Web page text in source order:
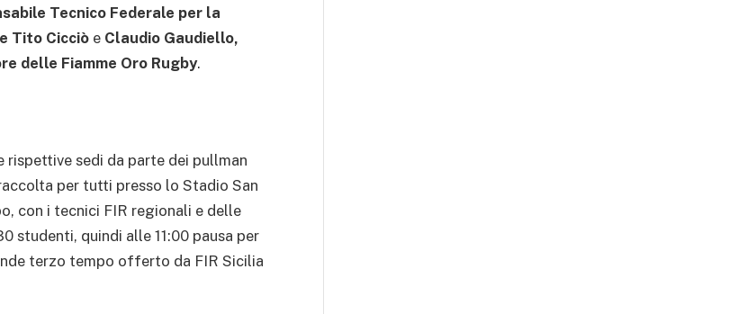
Tecnico Federale per la
Tito Cicciò e Claudio Gaudiello,
delle Fiamme Oro Rugby.
sedi da parte dei pullman
per tutti presso lo Stadio San
con i tecnici FIR regionali e delle
studenti, quindi alle 11:00 pausa per
terzo tempo offerto da FIR Sicilia